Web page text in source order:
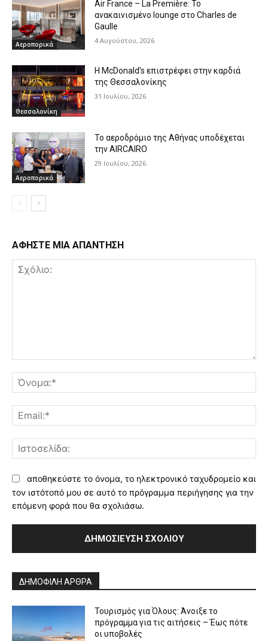
Αεροπορικά
Air France – La Première: Το
ανακαινισμένο lounge στο Charles de
Gaulle
4 Αυγούστου, 2026
Θεσσαλονίκη
Η McDonald’s επιστρέφει στην καρδιά
της Θεσσαλονίκης
31 Ιουλίου, 2026
Αεροπορικά
Το αεροδρόμιο της Αθήνας υποδέχεται
την AIRCAIRO
29 Ιουλίου, 2026
ΑΦΗΣΤΕ ΜΙΑ ΑΠΑΝΤΗΣΗ
αποθηκεύστε το όνομα, το ηλεκτρονικό ταχυδρομείο και
τον ιστότοπό μου σε αυτό το πρόγραμμα περιήγησης για την
επόμενη φορά που θα σχολιάσω.
ΔΗΜΟΦΙΛΗ ΑΡΘΡΑ
Τουρισμός για Όλους: Άνοιξε το
πρόγραμμα για τις αιτήσεις – Έως πότε
οι υποβολές